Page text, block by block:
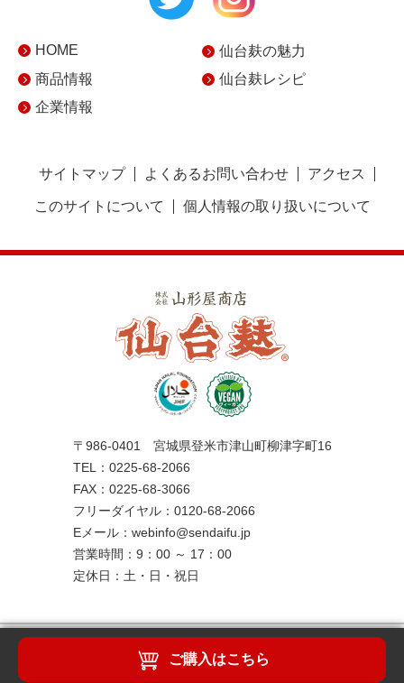
HOME
仙台麸の魅力
商品情報
仙台麸レシピ
企業情報
サイトマップ よくあるお問い合わせ アクセス
このサイトについて 個人情報の取り扱いについて
〒986-0401 宮城県登米市津山町柳津字町16
TEL：0225-68-2066
FAX：0225-68-3066
フリーダイヤル：0120-68-2066
Eメール：webinfo@sendaifu.jp
営業時間：9：00 ～ 17：00
定休日：土・日・祝日
Copyright(C)2019 yamagataya shouten All Right Reserved.
ご購入はこちら